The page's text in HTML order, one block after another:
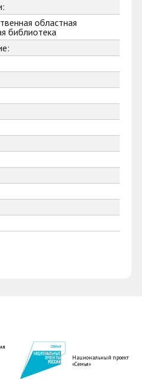
областная
библиотека
Национальный проект
«Семья»